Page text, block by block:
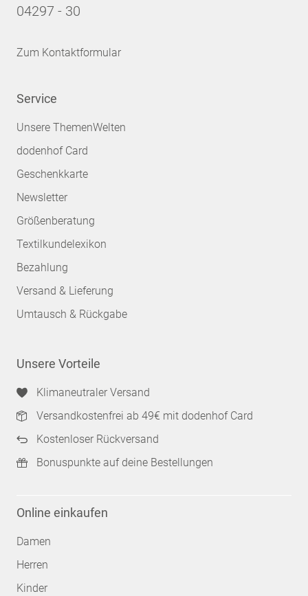
04297 - 30
Zum Kontaktformular
Service
Unsere ThemenWelten
dodenhof Card
Geschenkkarte
Newsletter
Größenberatung
Textilkundelexikon
Bezahlung
Versand & Lieferung
Umtausch & Rückgabe
Unsere Vorteile
Klimaneutraler Versand
Versandkostenfrei ab 49€ mit dodenhof Card
Kostenloser Rückversand
Bonuspunkte auf deine Bestellungen
Online einkaufen
Damen
Herren
Kinder